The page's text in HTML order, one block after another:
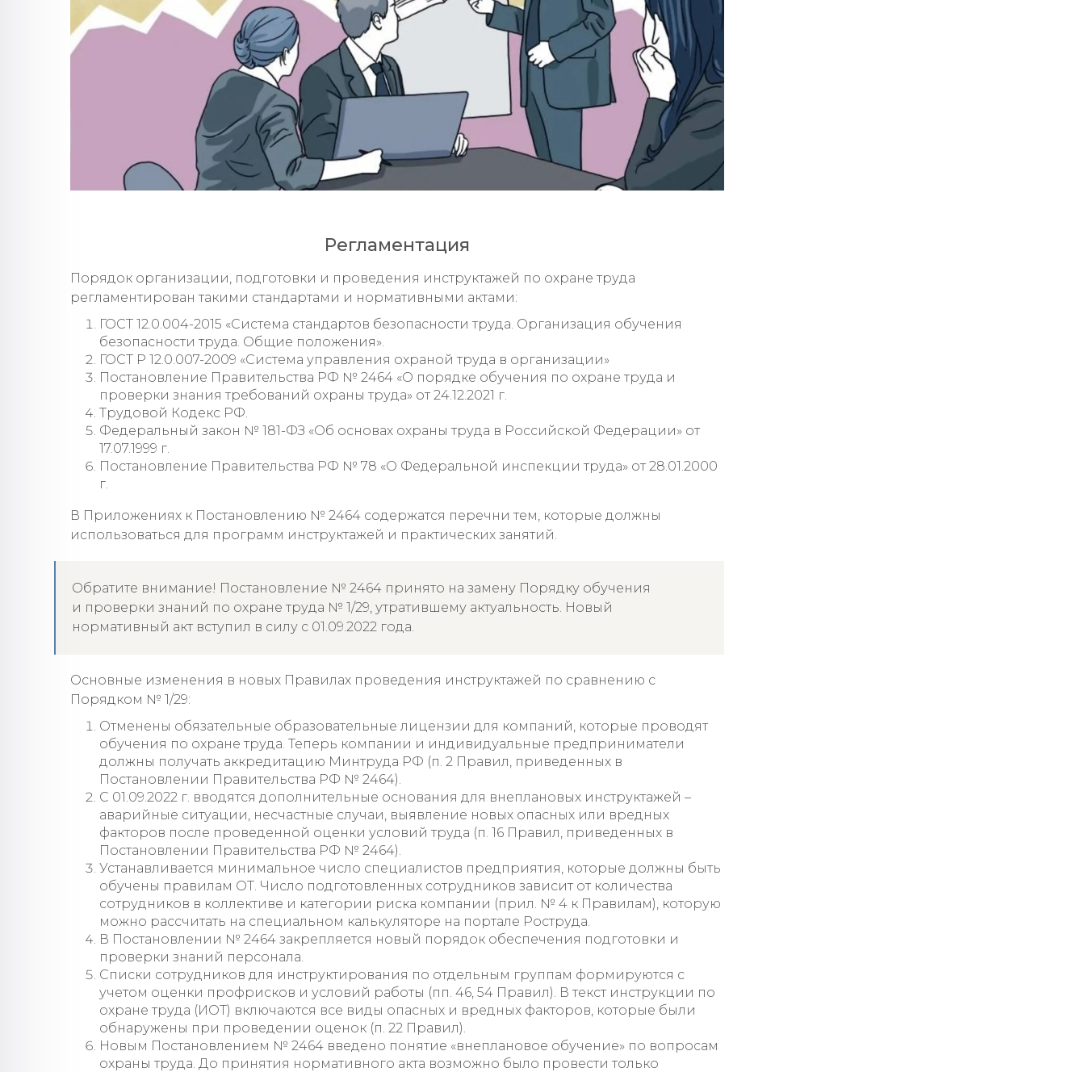
Регламентация
Порядок организации, подготовки и проведения инструктажей по охране труда
регламентирован такими стандартами и нормативными актами:
ГОСТ 12.0.004-2015 «Система стандартов безопасности труда. Организация обучения
безопасности труда. Общие положения».
ГОСТ Р 12.0.007-2009 «Система управления охраной труда в организации»
Постановление Правительства РФ № 2464 «О порядке обучения по охране труда и
проверки знания требований охраны труда» от 24.12.2021 г.
Трудовой Кодекс РФ.
Федеральный закон № 181-ФЗ «Об основах охраны труда в Российской Федерации» от
17.07.1999 г.
Постановление Правительства РФ № 78 «О Федеральной инспекции труда» от 28.01.2000
г.
В Приложениях к Постановлению № 2464 содержатся перечни тем, которые должны
использоваться для программ инструктажей и практических занятий.
Обратите внимание! Постановление № 2464 принято на замену Порядку обучения
и проверки знаний по охране труда № 1/29, утратившему актуальность. Новый
нормативный акт вступил в силу с 01.09.2022 года.
Основные изменения в новых Правилах проведения инструктажей по сравнению с
Порядком № 1/29:
Отменены обязательные образовательные лицензии для компаний, которые проводят
обучения по охране труда. Теперь компании и индивидуальные предприниматели
должны получать аккредитацию Минтруда РФ (п. 2 Правил, приведенных в
Постановлении Правительства РФ № 2464).
С 01.09.2022 г. вводятся дополнительные основания для внеплановых инструктажей –
аварийные ситуации, несчастные случаи, выявление новых опасных или вредных
факторов после проведенной оценки условий труда (п. 16 Правил, приведенных в
Постановлении Правительства РФ № 2464).
Устанавливается минимальное число специалистов предприятия, которые должны быть
обучены правилам ОТ. Число подготовленных сотрудников зависит от количества
сотрудников в коллективе и категории риска компании (прил. № 4 к Правилам), которую
можно рассчитать на специальном калькуляторе на портале Роструда.
В Постановлении № 2464 закрепляется новый порядок обеспечения подготовки и
проверки знаний персонала.
Списки сотрудников для инструктирования по отдельным группам формируются с
учетом оценки профрисков и условий работы (пп. 46, 54 Правил). В текст инструкции по
охране труда (ИОТ) включаются все виды опасных и вредных факторов, которые были
обнаружены при проведении оценок (п. 22 Правил).
Новым Постановлением № 2464 введено понятие «внеплановое обучение» по вопросам
охраны труда. До принятия нормативного акта возможно было провести только